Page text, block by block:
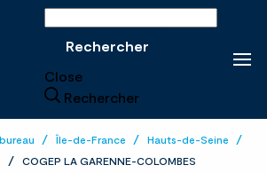
Rechercher
Close
Rechercher
Île-de-France
Hauts-de-Seine
COGEP LA GARENNE-COLOMBES